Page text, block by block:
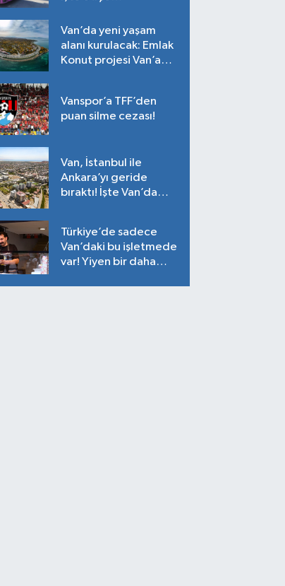
Van’da yeni yaşam
alanı kurulacak: Emlak
Konut projesi Van’a
Vanspor’a TFF’den
puan silme cezası!
Van, İstanbul ile
Ankara’yı geride
bıraktı! İşte Van’da
Türkiye’de sadece
Van’daki bu işletmede
var! Yiyen bir daha